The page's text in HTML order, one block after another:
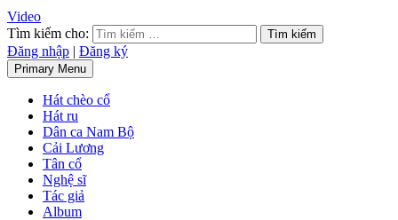
Video
Tìm kiếm cho:
Đăng nhập | Đăng ký
Primary Menu
Hát chèo cổ
Hát ru
Dân ca Nam Bộ
Cải Lương
Tân cổ
Nghệ sĩ
Tác giả
Album